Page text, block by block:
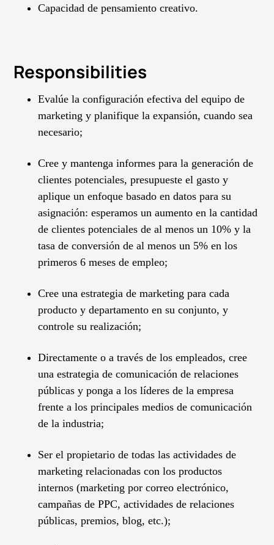
Capacidad de pensamiento creativo.
Responsibilities
Evalúe la configuración efectiva del equipo de
marketing y planifique la expansión, cuando sea
necesario;
Cree y mantenga informes para la generación de
clientes potenciales, presupueste el gasto y
aplique un enfoque basado en datos para su
asignación: esperamos un aumento en la cantidad
de clientes potenciales de al menos un 10% y la
tasa de conversión de al menos un 5% en los
primeros 6 meses de empleo;
Cree una estrategia de marketing para cada
producto y departamento en su conjunto, y
controle su realización;
Directamente o a través de los empleados, cree
una estrategia de comunicación de relaciones
públicas y ponga a los líderes de la empresa
frente a los principales medios de comunicación
de la industria;
Ser el propietario de todas las actividades de
marketing relacionadas con los productos
internos (marketing por correo electrónico,
campañas de PPC, actividades de relaciones
públicas, premios, blog, etc.);